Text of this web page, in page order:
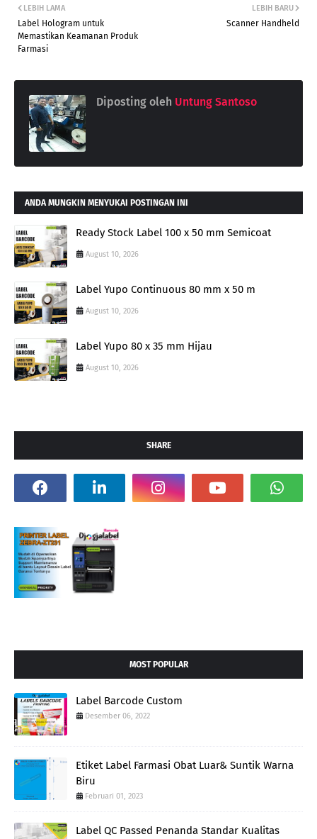
LEBIH BARU
Scanner Handheld
LEBIH LAMA
Label Hologram untuk
Memastikan Keamanan Produk
Farmasi
Diposting oleh Untung Santoso
ANDA MUNGKIN MENYUKAI POSTINGAN INI
Ready Stock Label 100 x 50 mm Semicoat
August 10, 2026
Label Yupo Continuous 80 mm x 50 m
August 10, 2026
Label Yupo 80 x 35 mm Hijau
August 10, 2026
SHARE
MOST POPULAR
Label Barcode Custom
Desember 06, 2022
Etiket Label Farmasi Obat Luar& Suntik Warna
Biru
Februari 01, 2023
Label QC Passed Penanda Standar Kualitas